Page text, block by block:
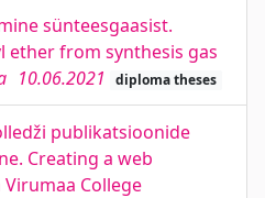
sünteesgaasist.
from synthesis gas
10.06.2021 diploma theses
publikatsioonide
Creating a web
College